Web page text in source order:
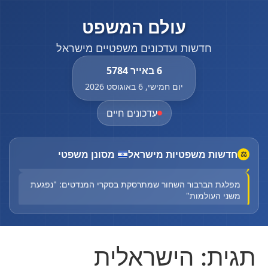
6 באייר 5784
יום חמישי, 6 באוגוסט 2026
עולם המשפט
חדשות ועדכונים משפטיים מישראל
עדכונים חיים
⚖ חדשות משפטיות מישראל מסונן משפטיקדחת מערב הנילוס גבתה קורבן ראשון: בן 70 מת
מפלגת הברבור השחור שמתרסקת בסקרי המנדטים: "נפגעת
משני העולמות"
1.8 מיליון שקל על הכף: הליכוד דורש לבטל את האיסור החדש
בקלפיות
Court halts Knesset Finance C'ttee transfers
תגית: הישראלית